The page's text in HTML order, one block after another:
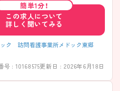
簡単1分！
この求人について
詳しく聞いてみる
ク 訪問看護事業所メドック東郷
号 : 10168575更新日 : 2026年6月18日